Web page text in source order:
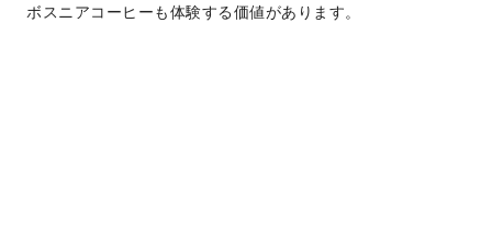
ボスニアコーヒーも体験する価値があります。